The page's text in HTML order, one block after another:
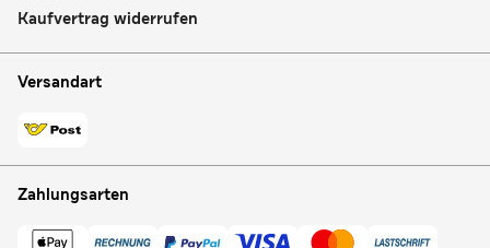
Kaufvertrag widerrufen
Versandart
Zahlungsarten